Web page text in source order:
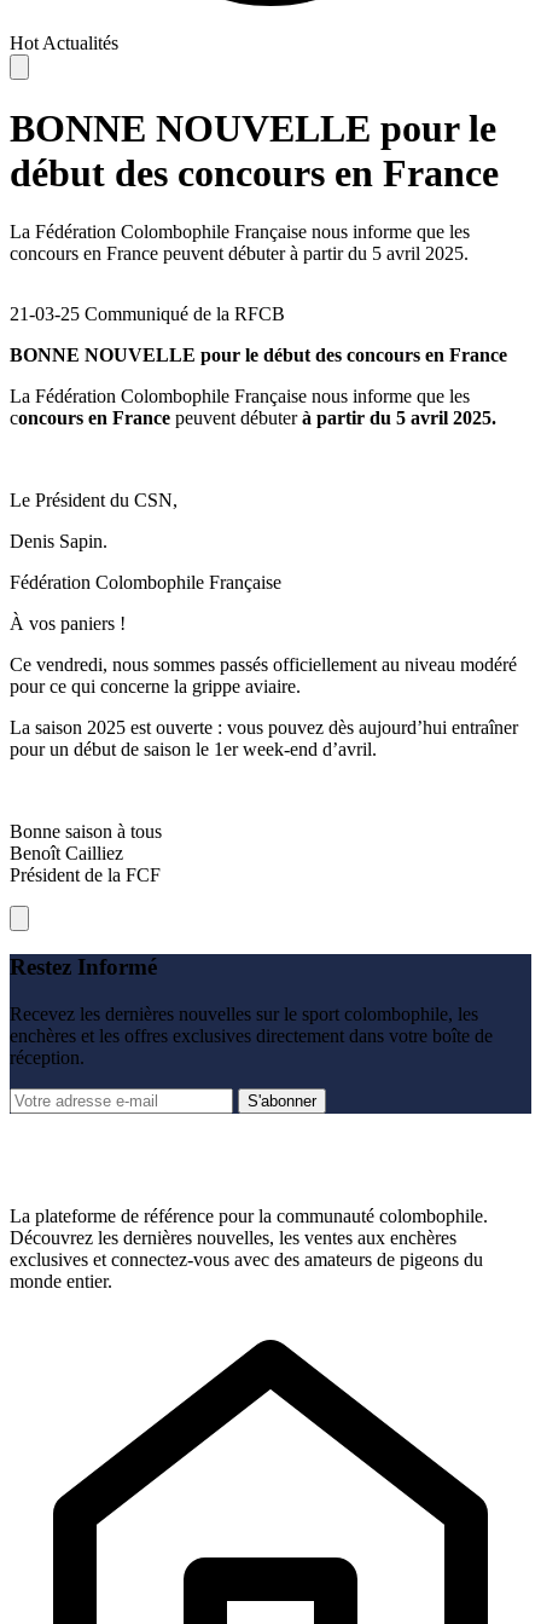
Hot Actualités
BONNE NOUVELLE pour le
début des concours en France
La Fédération Colombophile Française nous informe que les
concours en France peuvent débuter à partir du 5 avril 2025.
21-03-25 Communiqué de la RFCB
BONNE NOUVELLE pour le début des concours en France
La Fédération Colombophile Française nous informe que les
concours en France peuvent débuterà partir du 5 avril 2025.
Le Président du CSN,
Denis Sapin.
Fédération Colombophile Française
À vos paniers !
Ce vendredi, nous sommes passés officiellement au niveau modéré
pour ce qui concerne la grippe aviaire.
La saison 2025 est ouverte : vous pouvez dès aujourd’hui entraîner
pour un début de saison le 1er week-end d’avril.
Bonne saison à tous
Benoît Cailliez
Président de la FCF
Restez Informé
Recevez les dernières nouvelles sur le sport colombophile, les
enchères et les offres exclusives directement dans votre boîte de
réception.
S'abonner
La plateforme de référence pour la communauté colombophile.
Découvrez les dernières nouvelles, les ventes aux enchères
exclusives et connectez-vous avec des amateurs de pigeons du
monde entier.